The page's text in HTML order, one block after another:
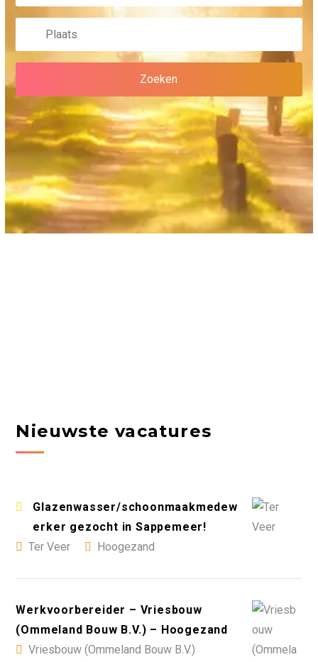
Nieuwste vacatures
Glazenwasser/schoonmaakmedew
erker gezocht in Sappemeer!
Ter Veer
Hoogezand
Werkvoorbereider – Vriesbouw
(Ommeland Bouw B.V.) – Hoogezand
Vriesbouw (Ommeland Bouw B.V.)